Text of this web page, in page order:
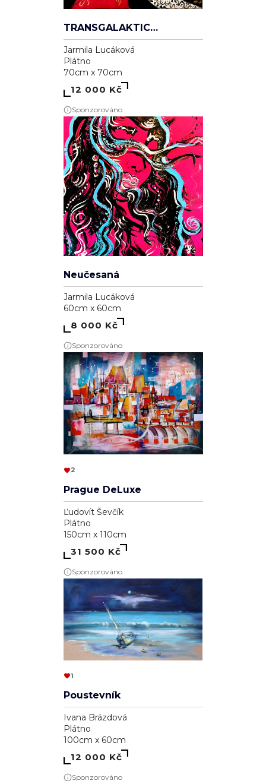
TRANSGALAKTICKÁ
Jarmila Lucáková
Plátno
70cm x 70cm
12 000 Kč
Sponzorováno
Neučesaná
Jarmila Lucáková
60cm x 60cm
8 000 Kč
Sponzorováno
2
Prague DeLuxe
Ľudovít Ševčík
Plátno
150cm x 110cm
31 500 Kč
Sponzorováno
1
Poustevník
Ivana Brázdová
Plátno
100cm x 60cm
12 000 Kč
Sponzorováno